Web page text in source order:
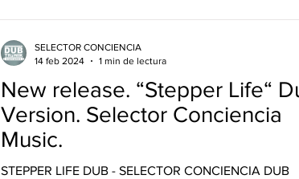
New release. “Stepper Life“ Dub
Version. Selector Conciencia
Music.
STEPPER LIFE DUB - SELECTOR CONCIENCIA DUB
SELECTOR CONCIENCIA
14 feb 2024
1 min de lectura